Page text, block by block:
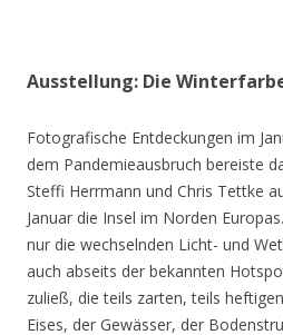
Ausstellung: Die
Fotografische Entdeckungen im
dem Pandemieausbruch bereiste
Steffi Herrmann und Chris Tettke
Januar die Insel im Norden
nur die wechselnden Licht- und
auch abseits der bekannten
zuließ, die teils zarten, teils
Eises, der Gewässer, der